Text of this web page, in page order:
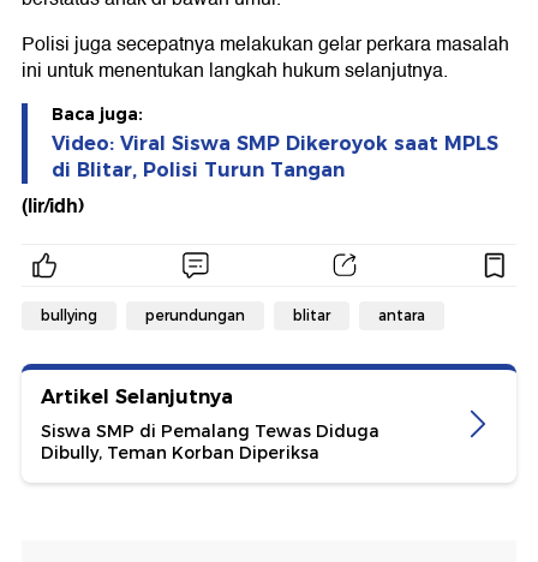
Polisi juga secepatnya melakukan gelar perkara masalah
ini untuk menentukan langkah hukum selanjutnya.
Baca juga:
Video: Viral Siswa SMP Dikeroyok saat MPLS
di Blitar, Polisi Turun Tangan
(lir/idh)
bullying perundungan blitar antara
Artikel Selanjutnya
Siswa SMP di Pemalang Tewas Diduga
Dibully, Teman Korban Diperiksa